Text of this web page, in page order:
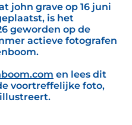
john grave op 16 juni
is het
geworden op de
actieve fotografen
en lees dit
voortreffelijke foto,